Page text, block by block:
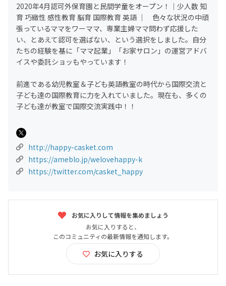
2020年4月認可外保育園と民間学童をオープン！｜少人数 知
育 巧緻性 感性教育 脳育 国際教育 英語 ｜ 色々な状況の中頑
張っているママをワーママ、専業主婦ママ問わず応援した
い、とあえて認可を選ばない、という選択をしました。自分
たちの経験を基に「ママ起業」「お家サロン」の運営アドバ
イスや委託ショッもやっています！
前進である幼児教室＆子ども英語教室の時代から国際交流と
子ども達の国際教育に力を入れていました。現在も、多くの
子ども達が教室で国際交流実践中！！
http://happy-casket.com
https://ameblo.jp/welovehappy-k
https://twitter.com/casket_happy
お気に入りして情報を集めましょう
お気に入りすると、
このコミュニティの最新情報を通知します。
お気に入りする